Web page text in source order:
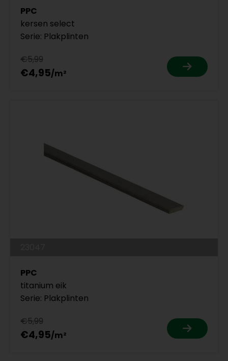
PPC
kersen select
Serie: Plakplinten
€5,99
€4,95
PPC
titanium eik
Serie: Plakplinten
€5,99
€4,95